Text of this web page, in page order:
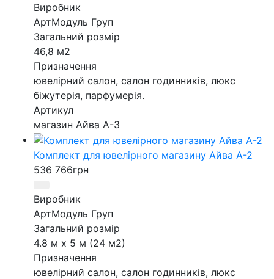
Виробник
АртМодуль Груп
Загальний розмір
46,8 м2
Призначення
ювелірний салон, салон годинників, люкс
біжутерія, парфумерія.
Артикул
магазин Айва А-3
Комплект для ювелірного магазину Айва А-2
536 766грн
Виробник
АртМодуль Груп
Загальний розмір
4.8 м х 5 м (24 м2)
Призначення
ювелірний салон, салон годинників, люкс